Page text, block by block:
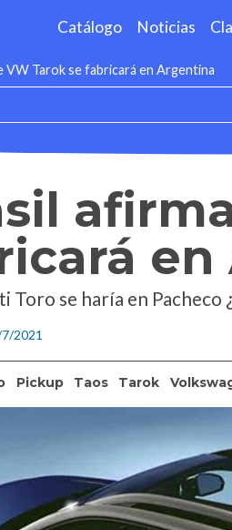
Catálogo Noticias
VW Tarok se fabricará en Argentina
Toro se haría en Pacheco
2021
Pickup Taos Tarok